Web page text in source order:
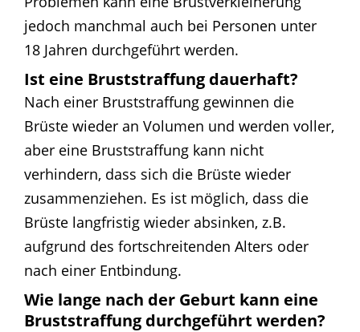
jedoch manchmal auch bei Personen unter
18 Jahren durchgeführt werden.
Ist eine Bruststraffung dauerhaft?
Nach einer Bruststraffung gewinnen die
Brüste wieder an Volumen und werden voller,
aber eine Bruststraffung kann nicht
verhindern, dass sich die Brüste wieder
zusammenziehen. Es ist möglich, dass die
Brüste langfristig wieder absinken, z.B.
aufgrund des fortschreitenden Alters oder
nach einer Entbindung.
Wie lange nach der Geburt kann eine
Bruststraffung durchgeführt werden?